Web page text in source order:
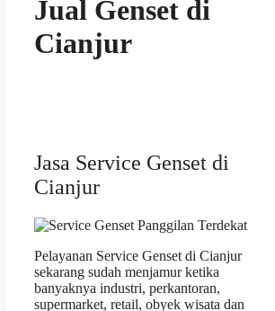
Jual Genset di
Cianjur
Jasa Service Genset di
Cianjur
Pelayanan Service Genset di Cianjur
sekarang sudah menjamur ketika
banyaknya industri, perkantoran,
supermarket, retail, obyek wisata dan